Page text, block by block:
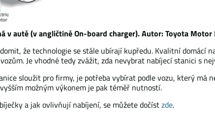
v autě (v angličtině On-board charger). Autor: Toyota Motor
že technologie se stále ubírají kupředu. Kvalitní domácí
Je vhodné tedy zvážit, zda nevybrat nabíjecí stanici s
sloužit pro firmy, je potřeba vybírat podle vozu, který má
možným výkonem je pak téměř nutností.
a jak ovlivňují nabíjení, se můžete dočístzde.